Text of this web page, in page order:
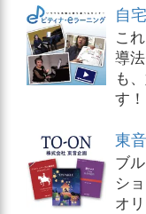
自
こ
導
も
す！
東
ブ
シ
オ